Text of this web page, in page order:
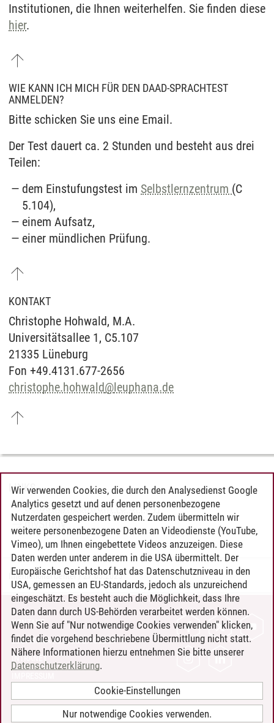
Institutionen, die Ihnen weiterhelfen. Sie finden diese
hier.
WIE KANN ICH MICH FÜR DEN DAAD-SPRACHTEST
ANMELDEN?
Bitte schicken Sie uns eine Email.
Der Test dauert ca. 2 Stunden und besteht aus drei
Teilen:
dem Einstufungstest im Selbstlernzentrum (C
5.104),
einem Aufsatz,
einer mündlichen Prüfung.
KONTAKT
Christophe Hohwald, M.A.
Universitätsallee 1, C5.107
21335 Lüneburg
Fon +49.4131.677-2656
christophe.hohwald@leuphana.de
LINKS
Selbstlernzentrum (C 5.104)
myStudy
International Center/27.05.2025
KONTAKT
LEUPHANA ALS ARBEITGEBER
INTRANET
BARRIEREFREIHEIT
Wir verwenden Cookies, die durch den Analysedienst Google
Analytics gesetzt und auf denen personenbezogene
Nutzerdaten gespeichert werden. Zudem übermitteln wir
weitere personenbezogene Daten an Videodienste (YouTube,
Vimeo), um Ihnen eingebettete Videos anzuzeigen. Diese
Daten werden unter anderem in die USA übermittelt. Der
Europäische Gerichtshof hat das Datenschutzniveau in den
USA, gemessen an EU-Standards, jedoch als unzureichend
eingeschätzt. Es besteht auch die Möglichkeit, dass Ihre
Daten dann durch US-Behörden verarbeitet werden können.
Wenn Sie auf "Nur notwendige Cookies verwenden" klicken,
findet die vorgehend beschriebene Übermittlung nicht statt.
Nähere Informationen hierzu entnehmen Sie bitte unserer
Datenschutzerklärung.
Cookie-Einstellungen
Nur notwendige Cookies verwenden.